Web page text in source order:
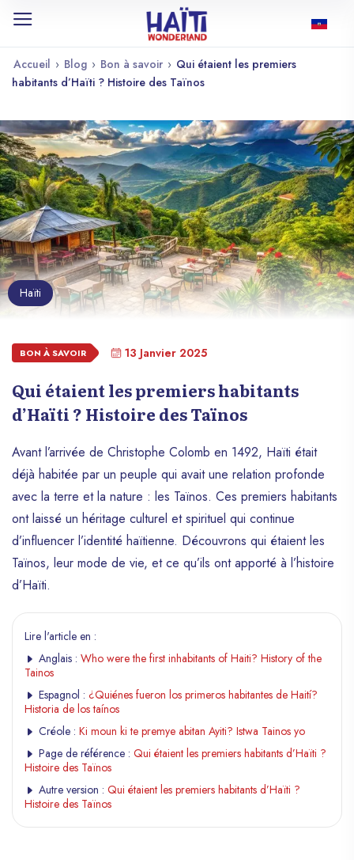
Accueil › Blog › Bon à savoir › Qui étaient les premiers
habitants d’Haïti ? Histoire des Taïnos
Haïti
BON À SAVOIR 13 Janvier 2025
Qui étaient les premiers habitants
d’Haïti ? Histoire des Taïnos
Avant l’arrivée de Christophe Colomb en 1492, Haïti était
déjà habitée par un peuple qui avait une relation profonde
avec la terre et la nature : les Taïnos. Ces premiers habitants
ont laissé un héritage culturel et spirituel qui continue
d’influencer l’identité haïtienne. Découvrons qui étaient les
Taïnos, leur mode de vie, et ce qu’ils ont apporté à l’histoire
d’Haïti.
Lire l'article en :
Anglais : Who were the first inhabitants of Haiti? History of the
Tainos
Espagnol : ¿Quiénes fueron los primeros habitantes de Haití?
Historia de los taínos
Créole : Ki moun ki te premye abitan Ayiti? Istwa Tainos yo
Page de référence : Qui étaient les premiers habitants d’Haïti ?
Histoire des Taïnos
Autre version : Qui étaient les premiers habitants d’Haïti ?
Histoire des Taïnos